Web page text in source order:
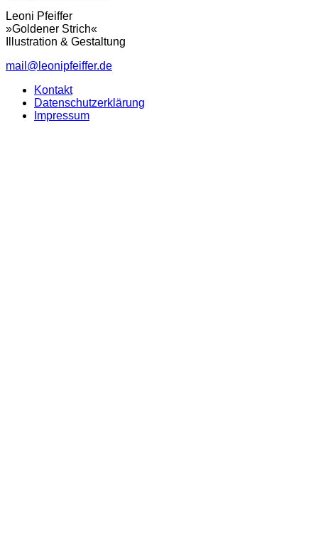
Leoni Pfeiffer
»Goldener Strich«
Illustration & Gestaltung
mail@leonipfeiffer.de
Kontakt
Datenschutzerklärung
Impressum